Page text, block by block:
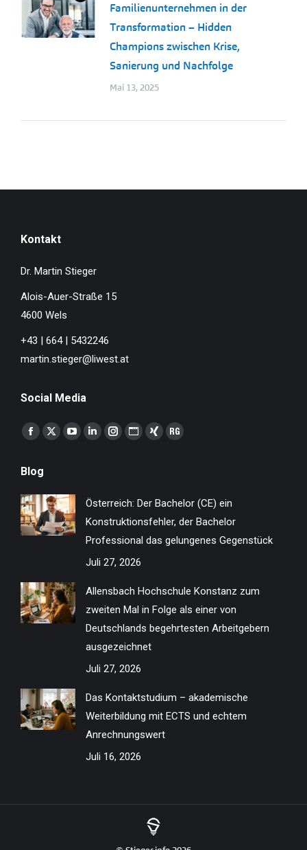
Familienunternehmen in der
Transformation – Hidden
Champions zwischen Krise,
Sanierung und Nachfolge
Mai 13, 2025
Kontakt
Dr. Martin Stieger
Alois-Auer-Straße 15
4600 Wels
+43 | 664 | 5432246
martin.stieger@liwest.at
Social Media
Finden Sie uns auf:
Facebook
opens
in
new
window
X
in
new
window
YouTube
in
new
window
Linkedin
new
window
Instagram
new
window
Website
new
window
XING
new
window
ResearchGate
new
window
Blog
Österreich: Der Bachelor (CE) ein
Konstruktionsfehler, der Bachelor
Professional das gelungenes Gegenstück
Juli 27, 2026
Allensbach Hochschule Konstanz zum
zweiten Mal in Folge als einer von
Deutschlands begehrtesten Arbeitgebern
ausgezeichnet
Juli 27, 2026
Das Kontaktstudium – akademische
Weiterbildung mit ECTS und echtem
Anrechnungswert
Juli 16, 2026